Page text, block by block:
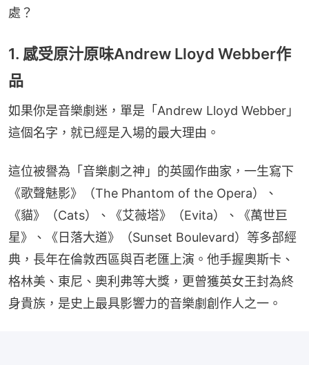
處？
1. 感受原汁原味Andrew Lloyd Webber作
品
如果你是音樂劇迷，單是「Andrew Lloyd Webber」
這個名字，就已經是入場的最大理由。
這位被譽為「音樂劇之神」的英國作曲家，一生寫下
《歌聲魅影》（The Phantom of the Opera）、
《貓》（Cats）、《艾薇塔》（Evita）、《萬世巨
星》、《日落大道》（Sunset Boulevard）等多部經
典，長年在倫敦西區與百老匯上演。他手握奧斯卡、
格林美、東尼、奧利弗等大獎，更曾獲英女王封為終
身貴族，是史上最具影響力的音樂劇創作人之一。